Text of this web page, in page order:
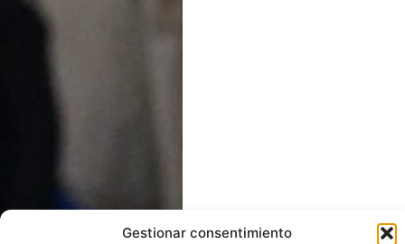
Gestionar consentimiento